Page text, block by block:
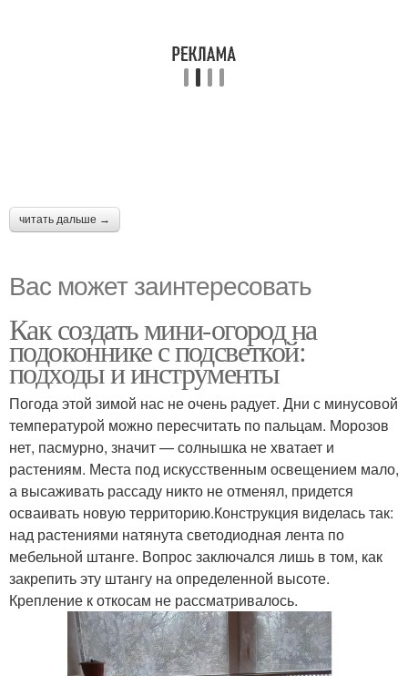
читать дальше →
Вас может заинтересовать
Как создать мини-огород на
подоконнике с подсветкой:
подходы и инструменты
Погода этой зимой нас не очень радует. Дни с минусовой
температурой можно пересчитать по пальцам. Морозов
нет, пасмурно, значит — солнышка не хватает и
растениям. Места под искусственным освещением мало,
а высаживать рассаду никто не отменял, придется
осваивать новую территорию.Конструкция виделась так:
над растениями натянута светодиодная лента по
мебельной штанге. Вопрос заключался лишь в том, как
закрепить эту штангу на определенной высоте.
Крепление к откосам не рассматривалось.